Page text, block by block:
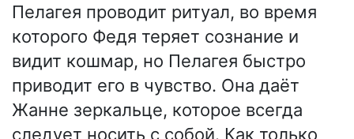
Пелагея проводит ритуал, во время
которого Федя теряет сознание и
видит кошмар, но Пелагея быстро
приводит его в чувство. Она даёт
Жанне зеркальце, которое всегда
следует носить с собой. Как только